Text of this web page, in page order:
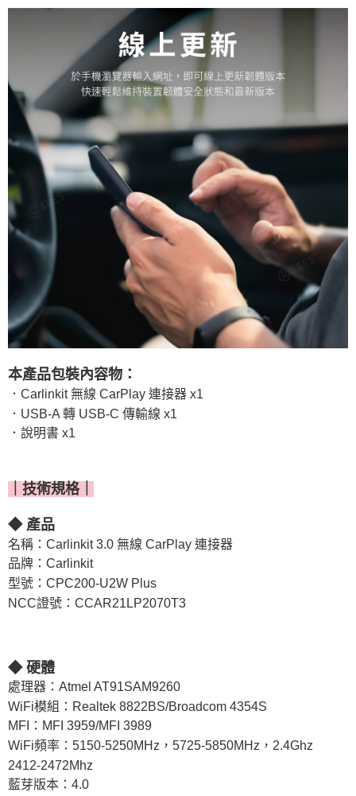
本產品包裝內容物：
．Carlinkit 無線 CarPlay 連接器 x1
．USB-A 轉 USB-C 傳輸線 x1
．說明書 x1
｜技術規格｜
◆ 產品
名稱：Carlinkit 3.0 無線 CarPlay 連接器
品牌：Carlinkit
型號：CPC200-U2W Plus
NCC證號：CCAR21LP2070T3
◆ 硬體
處理器：Atmel AT91SAM9260
WiFi模組：Realtek 8822BS/Broadcom 4354S
MFI：MFI 3959/MFI 3989
WiFi頻率：5150-5250MHz，5725-5850MHz，2.4Ghz
2412-2472Mhz
藍芽版本：4.0